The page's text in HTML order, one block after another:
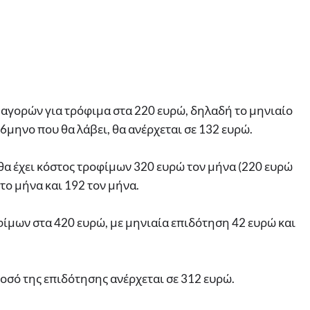
για τρόφιμα στα 220 ευρώ, δηλαδή το μηνιαίο
που θα λάβει, θα ανέρχεται σε 132 ευρώ.
έχει κόστος τροφίμων 320 ευρώ τον μήνα (220 ευρώ
μήνα και 192 τον μήνα.
στα 420 ευρώ, με μηνιαία επιδότηση 42 ευρώ και
της επιδότησης ανέρχεται σε 312 ευρώ.